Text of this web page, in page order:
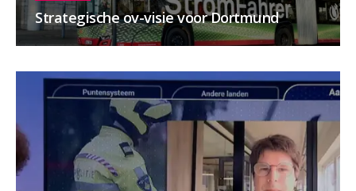
Strategische ov-visie voor Dortmund